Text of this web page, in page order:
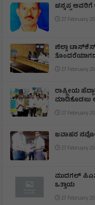
ಚನ್ನಪ್ಪ ಅವರಿಗೆ
27 February
ಜಿಲ್ಲಾ
27 February
ರಾಷ್ಟ್ರೀಯ
ಮಾಡಿಕೊಡಲು
27 February
ಜವಾಹರ
27 February
ಮುದಗಲ್
ಒತ್ತಾಯ
27 February